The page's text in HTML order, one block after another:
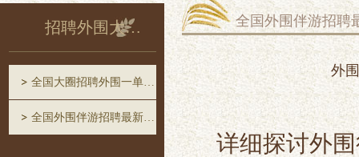
招聘外围大圈中圈一单一结
全国大圈招聘外围一单一结
全国外围伴游招聘最新消息
全国外围伴游招聘
外
详细探讨外